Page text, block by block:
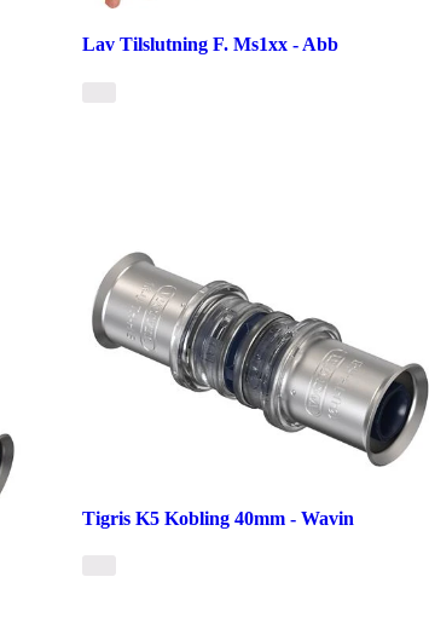
Lav Tilslutning F. Ms1xx - Abb
Tigris K5 Kobling 40mm - Wavin